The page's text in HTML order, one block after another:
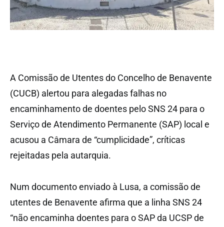
A Comissão de Utentes do Concelho de Benavente
(CUCB) alertou para alegadas falhas no
encaminhamento de doentes pelo SNS 24 para o
Serviço de Atendimento Permanente (SAP) local e
acusou a Câmara de “cumplicidade”, críticas
rejeitadas pela autarquia.
Num documento enviado à Lusa, a comissão de
utentes de Benavente afirma que a linha SNS 24
“não encaminha doentes para o SAP da UCSP de